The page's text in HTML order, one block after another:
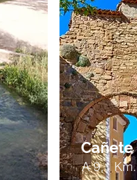
Cañete
A 9,1 Km.